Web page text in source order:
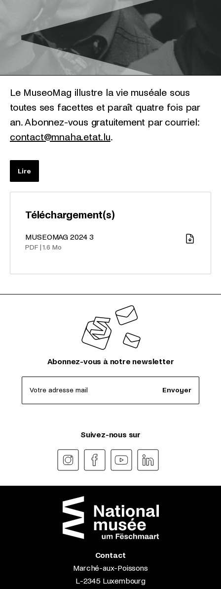
Le MuseoMag illustre la vie muséale sous
toutes ses facettes et paraît quatre fois par
an. Abonnez-vous gratuitement par courriel:
contact@mnaha.etat.lu.
Lire
Téléchargement(s)
Télécharger
MUSEOMAG 2024 3
PDF 1.6 Mo
Abonnez-vous à notre newsletter
Votre adresse mail Envoyer
Suivez-nous sur
Contact
Marché-aux-Poissons
L-2345 Luxembourg